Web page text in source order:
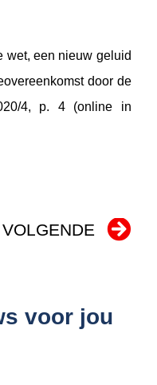
wet, een nieuw geluid
door de
4, p. 4 (online in
VOLGENDE
voor jou